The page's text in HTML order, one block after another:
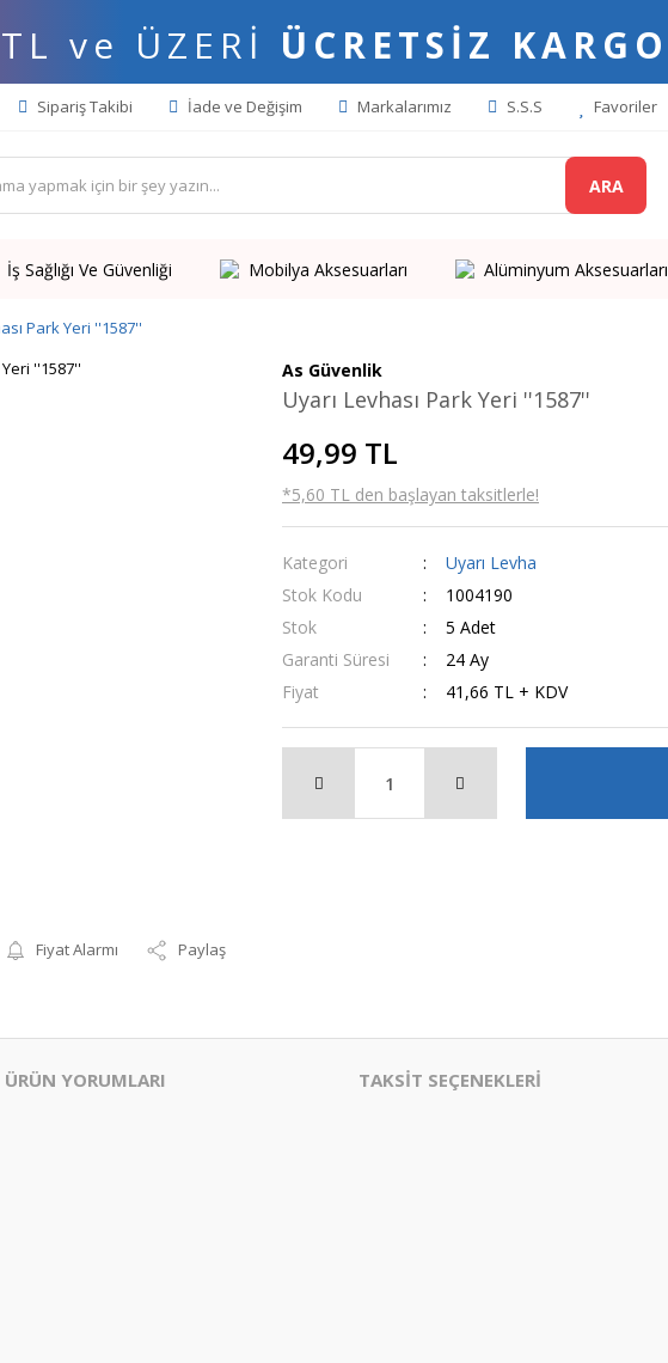
ve ÜZERİ ÜCRETSİZ KARGO
Sipariş Takibi İade ve Değişim Markalarımız S.S.S Favoriler
ARA
İş Sağlığı Ve Güvenliği Mobilya Aksesuarları Alüminyum Aksesuarları
Park Yeri ''1587''
Fiyat Alarmı Paylaş
As Güvenlik
Uyarı Levhası Park Yeri ''1587''
49,99 TL
*5,60 TL den başlayan taksitlerle!
Kategori
Uyarı Levha
Stok Kodu
1004190
Stok
5 Adet
Garanti Süresi
24 Ay
Fiyat
41,66 TL + KDV
ÜRÜN YORUMLARI TAKSİT SEÇENEKLERİ